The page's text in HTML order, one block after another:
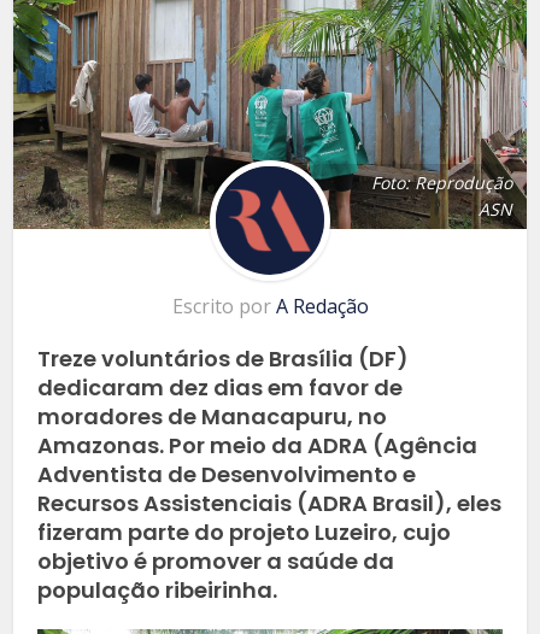
Foto: Reprodução
ASN
Escrito porA Redação
Treze voluntários de Brasília (DF)
dedicaram dez dias em favor de
moradores de Manacapuru, no
Amazonas. Por meio da ADRA (Agência
Adventista de Desenvolvimento e
Recursos Assistenciais (ADRA Brasil), eles
fizeram parte do projeto Luzeiro, cujo
objetivo é promover a saúde da
população ribeirinha.